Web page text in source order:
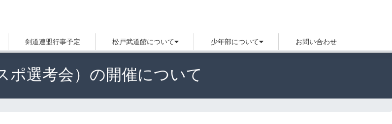
剣道連盟行事予定 松戸武道館について 少年部について お問い合わせ
ポ選考会）の開催について